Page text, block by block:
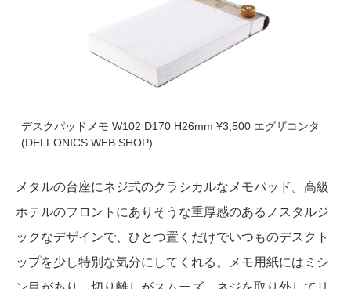
デスクパッドメモ W102 D170 H26mm ¥3,500 エグザコンタ
(DELFONICS WEB SHOP)
メタルの台座にネジ式のクラシカルなメモパッド。高級
ホテルのフロントにありそうな重厚感のあるノスタルジ
ックなデザインで、ひとつ置くだけでいつものデスクト
ップを少し特別な気分にしてくれる。メモ用紙にはミシ